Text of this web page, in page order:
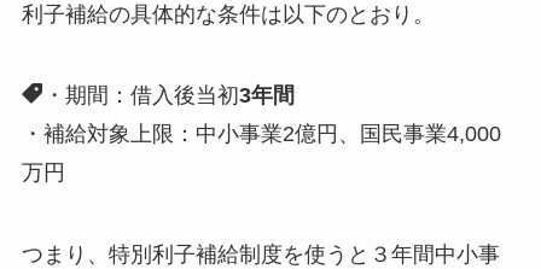
利子補給の具体的な条件は以下のとおり。
・期間：借入後当初3年間
・補給対象上限：中小事業2億円、国民事業4,000
万円
つまり、特別利子補給制度を使うと３年間中小事